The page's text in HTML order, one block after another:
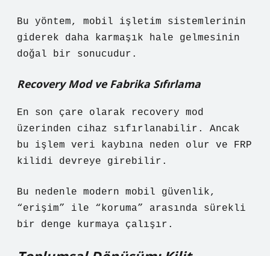
Bu yöntem, mobil işletim sistemlerinin
giderek daha karmaşık hale gelmesinin
doğal bir sonucudur.
Recovery Mod ve Fabrika Sıfırlama
En son çare olarak recovery mod
üzerinden cihaz sıfırlanabilir. Ancak
bu işlem veri kaybına neden olur ve FRP
kilidi devreye girebilir.
Bu nedenle modern mobil güvenlik,
“erişim” ile “koruma” arasında sürekli
bir denge kurmaya çalışır.